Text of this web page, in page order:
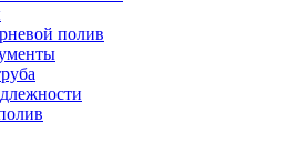
полив